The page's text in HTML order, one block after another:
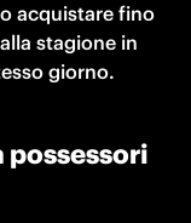
acquistare fino
stagione in
giorno.
possessori